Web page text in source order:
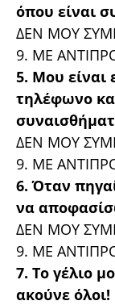
όπου είναι
ΔΕΝ ΜΟΥ
9. ΜΕ
5. Μου είναι
τηλέφωνο
ΔΕΝ ΜΟΥ
9. ΜΕ
6. Όταν
να
ΔΕΝ ΜΟΥ
9. ΜΕ
7. Το γέλιο
ακούνε όλοι!